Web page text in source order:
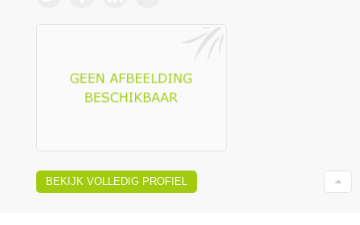
BEKIJK VOLLEDIG PROFIEL